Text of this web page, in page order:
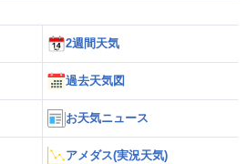
2週間天気
過去天気図
お天気ニュース
アメダス(実況天気)